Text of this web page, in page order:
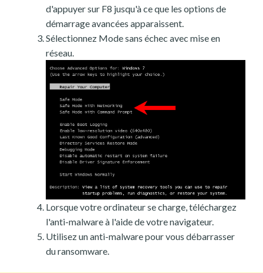
d'appuyer sur F8 jusqu'à ce que les options de
démarrage avancées apparaissent.
Sélectionnez Mode sans échec avec mise en
réseau.
Lorsque votre ordinateur se charge, téléchargez
l'anti-malware à l'aide de votre navigateur.
Utilisez un anti-malware pour vous débarrasser
du ransomware.